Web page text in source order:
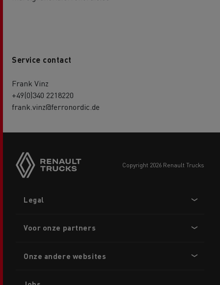
Service contact
Frank Vinz
+49(0)340 2218220
frank.vinz@ferronordic.de
copyright 2026 Renault Trucks
menu
Legal
Voor onze partners
Onze andere websites